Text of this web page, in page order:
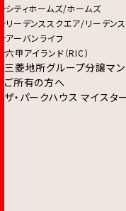
シティホームズ/ホームズ
リーデンススクエア/リーデン
アーバンライフ
六甲アイランド（RIC）
三菱地所グループ分譲マン
ご所有の方へ
ザ・パークハウス マイスタ